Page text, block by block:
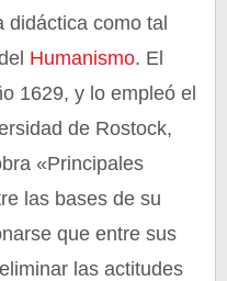
didáctica como tal
Humanismo. El
1629, y lo empleó el
de Rostock,
«Principales
las bases de su
que entre sus
las actitudes